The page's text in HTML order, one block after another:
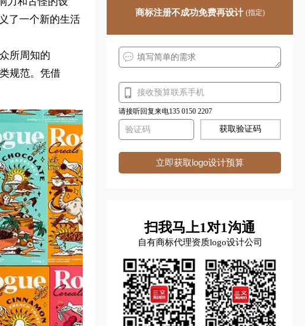
了一个新的生活
所周知的
规范。凭借
商标注册不成功免费再设计 (指定)
请接听回复来电135 0150 2207
获取验证码
立即获取logo设计预算
扫我马上1对1沟通
自有商标代理资质logo设计公司